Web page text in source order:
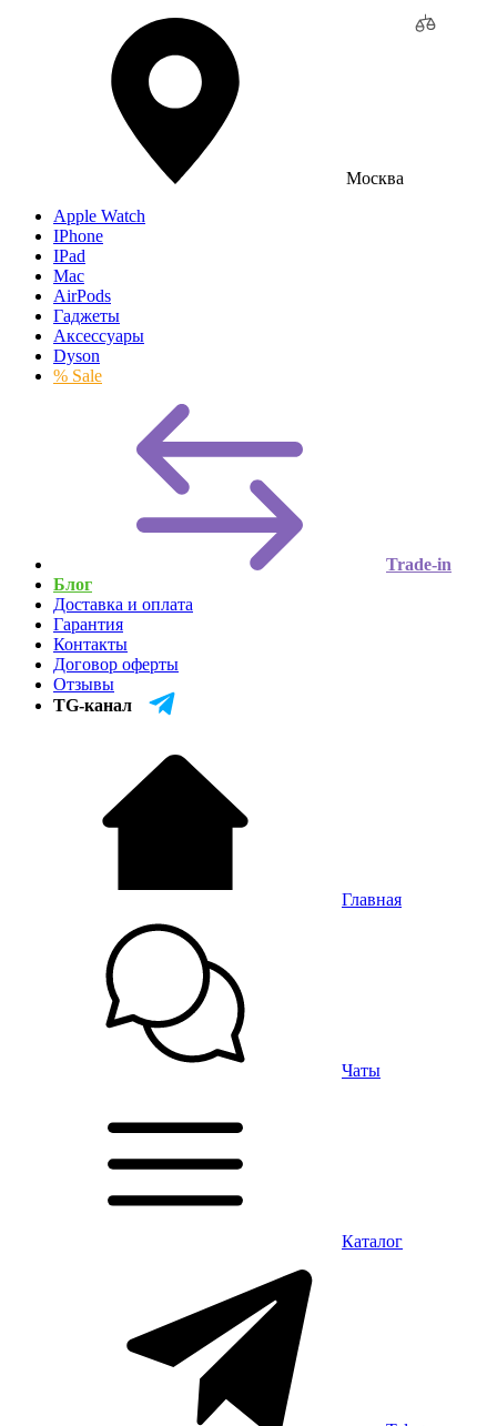
Москва
Apple Watch
IPhone
IPad
Mac
AirPods
Гаджеты
Аксессуары
Dyson
% Sale
Trade-in
Блог
Доставка и оплата
Гарантия
Контакты
Договор оферты
Отзывы
TG-канал
Главная
Чаты
Каталог